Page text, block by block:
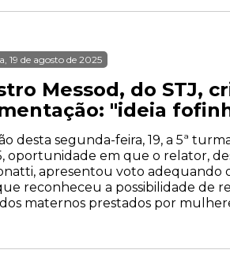
19 de agosto de 2025
Messod, do STJ,
"ideia
desta segunda-feira, 19, a 5ª
oportunidade em que o relator,
apresentou voto adequando
reconheceu a possibilidade de
maternos prestados por